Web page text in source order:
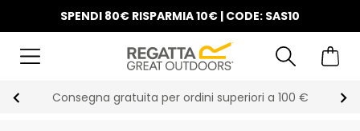
SPENDI 80€ RISPARMIA 10€ | CODE: SAS10
Consegna gratuita per ordini superiori a 100 €